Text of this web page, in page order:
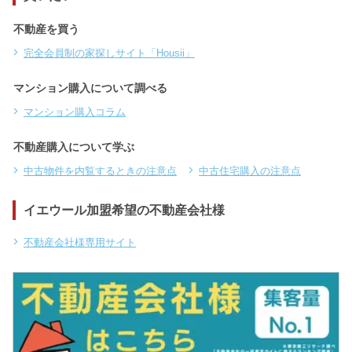
不動産を買う
完全会員制の家探しサイト「Housii」
マンション購入について調べる
マンション購入コラム
不動産購入について学ぶ
中古物件を内覧するときの注意点 中古住宅購入の注意点
イエウール加盟希望の不動産会社様
不動産会社様専用サイト